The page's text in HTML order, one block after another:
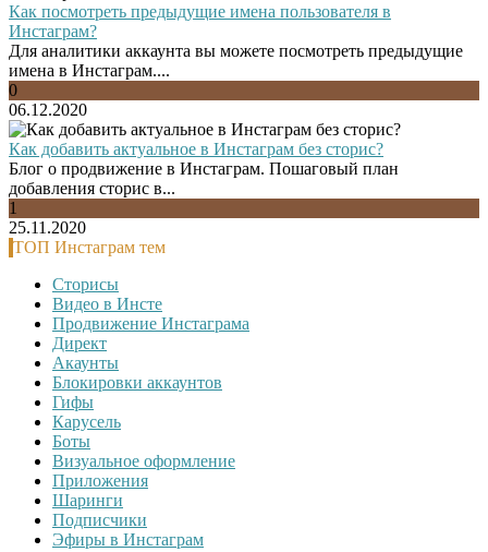
Как посмотреть предыдущие имена пользователя в
Инстаграм?
Для аналитики аккаунта вы можете посмотреть предыдущие
имена в Инстаграм....
0
06.12.2020
Как добавить актуальное в Инстаграм без сторис?
Блог о продвижение в Инстаграм. Пошаговый план
добавления сторис в...
1
25.11.2020
ТОП Инстаграм тем
Сторисы
Видео в Инсте
Продвижение Инстаграма
Директ
Акаунты
Блокировки аккаунтов
Гифы
Карусель
Боты
Визуальное оформление
Приложения
Шаринги
Подписчики
Эфиры в Инстаграм